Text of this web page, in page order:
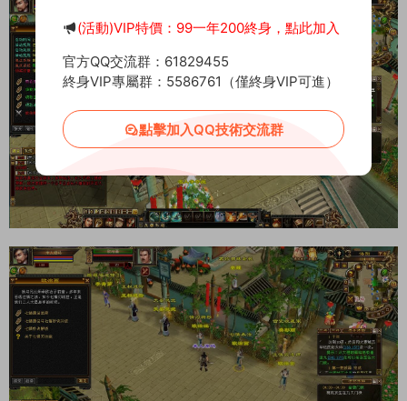
(活動)VIP特價：99一年200終身，點此加入
官方QQ交流群：61829455
終身VIP專屬群：5586761（僅終身VIP可進）
點擊加入QQ技術交流群